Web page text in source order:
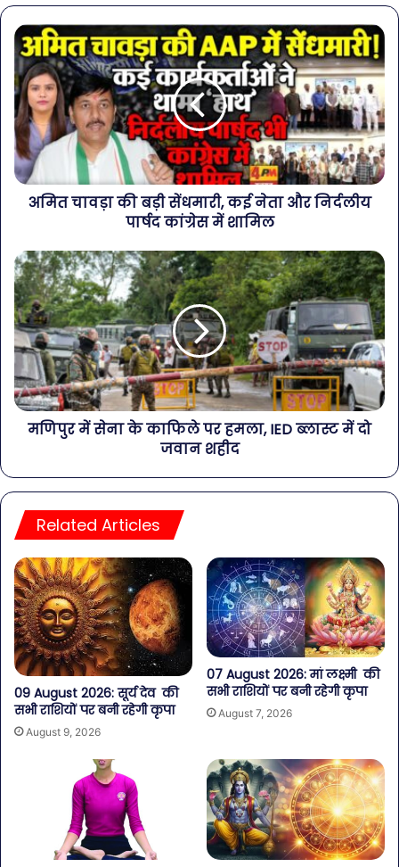
अमित चावड़ा की बड़ी सेंधमारी, कई नेता और निर्दलीय
पार्षद कांग्रेस में शामिल
मणिपुर में सेना के काफिले पर हमला, IED ब्लास्ट में दो
जवान शहीद
Related Articles
09 August 2026: सूर्य देव की
सभी राशियों पर बनी रहेगी कृपा
August 9, 2026
07 August 2026: मां लक्ष्मी की
सभी राशियों पर बनी रहेगी कृपा
August 7, 2026